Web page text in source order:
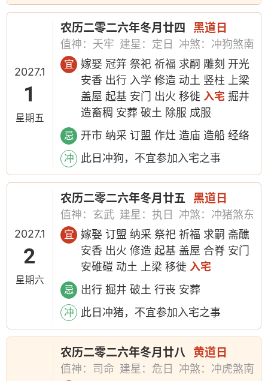
2027.1
1
星期五
农历二零二六年冬月廿四 黑道日
值神：天牢 建星：定日 冲煞：冲狗煞南
宜
嫁娶 冠笄 祭祀 祈福 求嗣 雕刻 开光
安香 出行 入学 修造 动土 竖柱 上梁
盖屋 起基 安门 出火 移徙入宅 掘井
造畜稠 安葬 破土 除服 成服
忌 开市 纳采 订盟 作灶 造庙 造船 经络
冲 此日冲狗，不宜参加入宅之事
2027.1
2
星期六
农历二零二六年冬月廿五 黑道日
值神：玄武 建星：执日 冲煞：冲猪煞东
宜
嫁娶 订盟 纳采 祭祀 祈福 求嗣 斋醮
安香 出火 修造 起基 盖屋 合脊 安门
安碓磑 动土 上梁 移徙 入宅
忌 出行 掘井 破土 行丧 安葬
冲 此日冲猪，不宜参加入宅之事
农历二零二六年冬月廿八 黄道日
值神：司命 建星：危日 冲煞：冲虎煞南